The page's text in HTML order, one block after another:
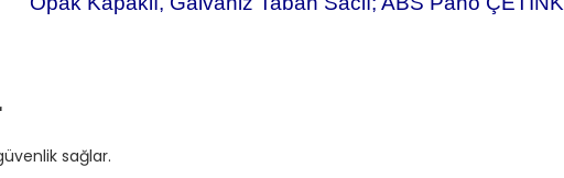
sağlar.